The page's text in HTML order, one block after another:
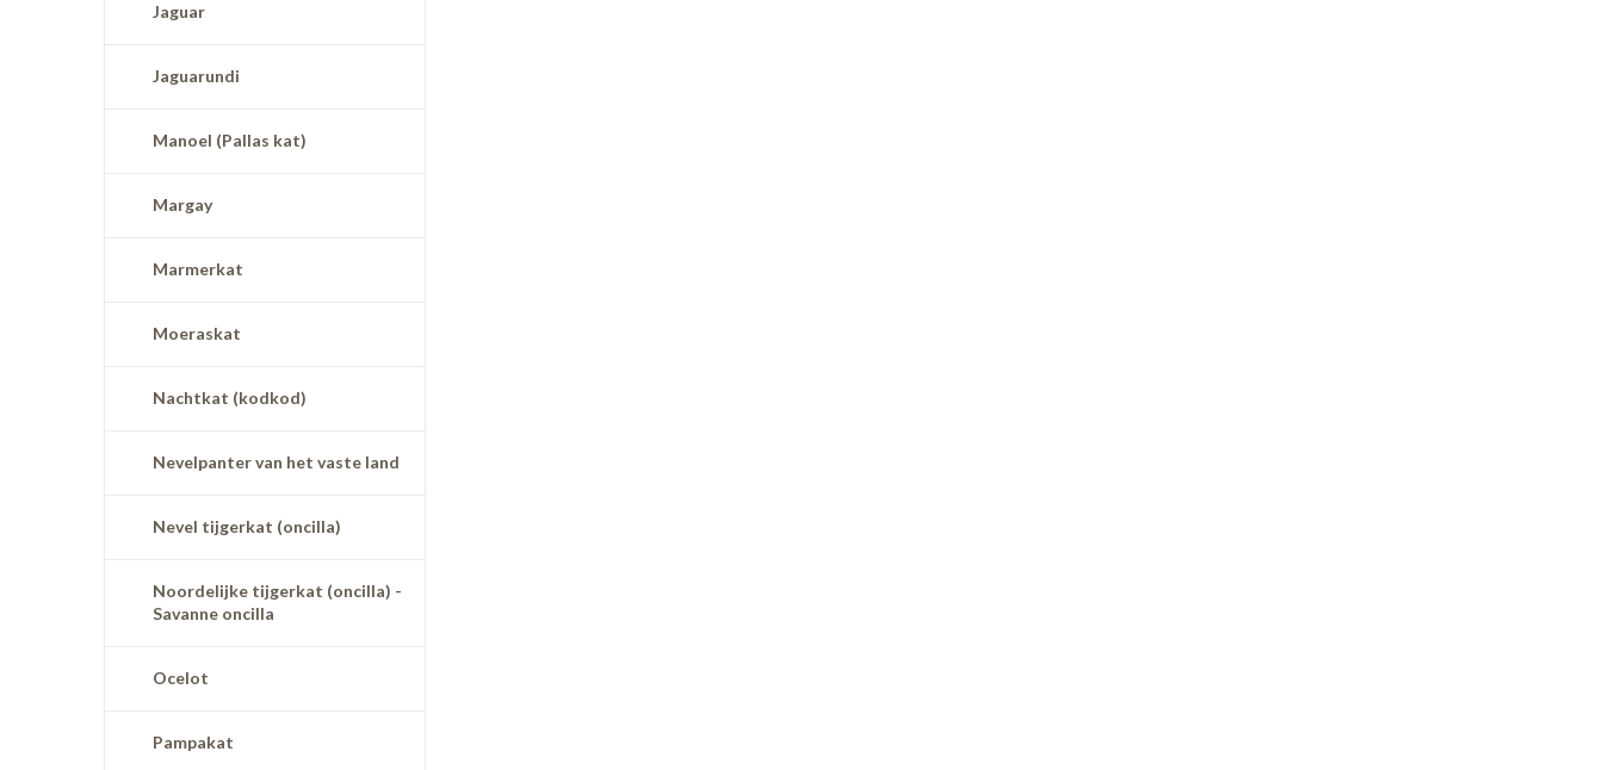
Jaguar
Jaguarundi
Manoel (Pallas kat)
Margay
Marmerkat
Moeraskat
Nachtkat (kodkod)
Nevelpanter van het vaste land
Nevel tijgerkat (oncilla)
Noordelijke tijgerkat (oncilla) -
Savanne oncilla
Ocelot
Pampakat